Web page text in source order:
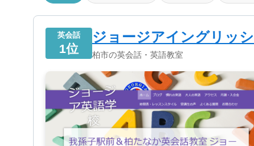
英会話
1位
ジョージアイングリッ
柏市の英会話・英語教室